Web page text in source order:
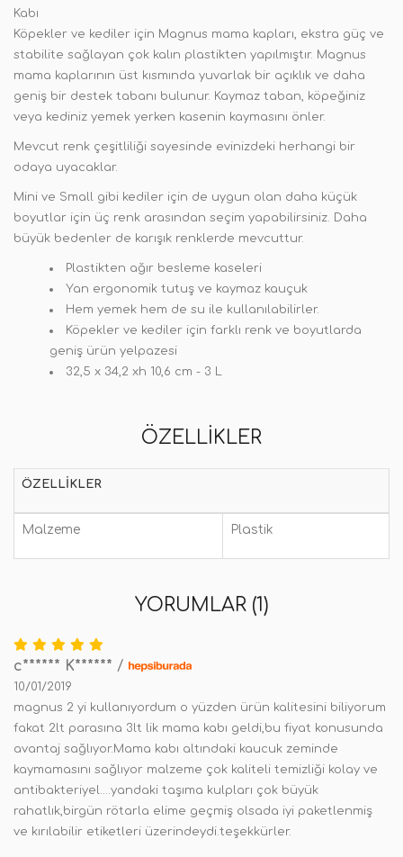
Kabı
Köpekler ve kediler için Magnus mama kapları, ekstra güç ve
stabilite sağlayan çok kalın plastikten yapılmıştır. Magnus
mama kaplarının üst kısmında yuvarlak bir açıklık ve daha
geniş bir destek tabanı bulunur. Kaymaz taban, köpeğiniz
veya kediniz yemek yerken kasenin kaymasını önler.
Mevcut renk çeşitliliği sayesinde evinizdeki herhangi bir
odaya uyacaklar.
Mini ve Small gibi kediler için de uygun olan daha küçük
boyutlar için üç renk arasından seçim yapabilirsiniz. Daha
büyük bedenler de karışık renklerde mevcuttur.
Plastikten ağır besleme kaseleri
Yan ergonomik tutuş ve kaymaz kauçuk
Hem yemek hem de su ile kullanılabilirler.
Köpekler ve kediler için farklı renk ve boyutlarda
geniş ürün yelpazesi
32,5 x 34,2 xh 10,6 cm - 3 L
ÖZELLIKLER
ÖZELLIKLER
Malzeme Plastik
YORUMLAR (1)
c****** K****** /
10/01/2019
magnus 2 yi kullanıyordum o yüzden ürün kalitesini biliyorum
fakat 2lt parasına 3lt lik mama kabı geldi,bu fiyat konusunda
avantaj sağlıyor.Mama kabı altındaki kaucuk zeminde
kaymamasını sağlıyor malzeme çok kaliteli temizliği kolay ve
antibakteriyel....yandaki taşıma kulpları çok büyük
rahatlık,birgün rötarla elime geçmiş olsada iyi paketlenmiş
ve kırılabilir etiketleri üzerindeydi.teşekkürler.